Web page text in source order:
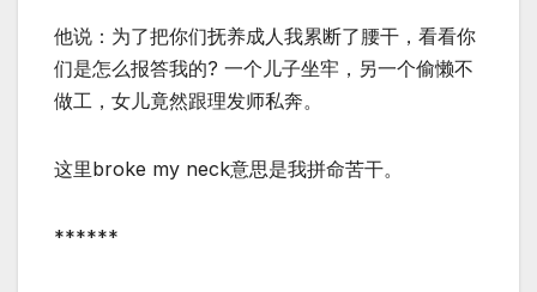
他说：为了把你们抚养成人我累断了腰干，看看你
们是怎么报答我的? 一个儿子坐牢，另一个偷懒不
做工，女儿竟然跟理发师私奔。
这里broke my neck意思是我拼命苦干。
******